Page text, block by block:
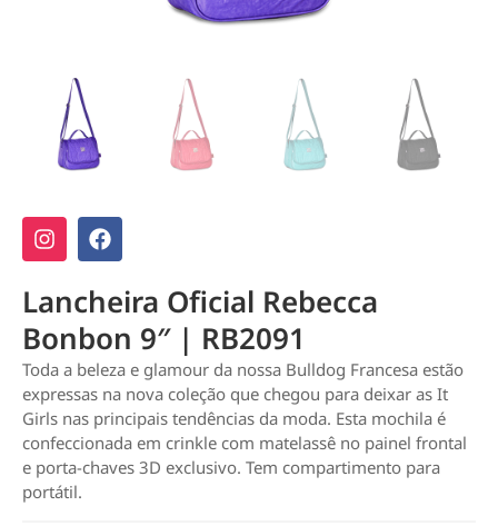
Lancheira Oficial Rebecca
Bonbon 9″ | RB2091
Toda a beleza e glamour da nossa Bulldog Francesa estão
expressas na nova coleção que chegou para deixar as It
Girls nas principais tendências da moda. Esta mochila é
confeccionada em crinkle com matelassê no painel frontal
e porta-chaves 3D exclusivo. Tem compartimento para
portátil.